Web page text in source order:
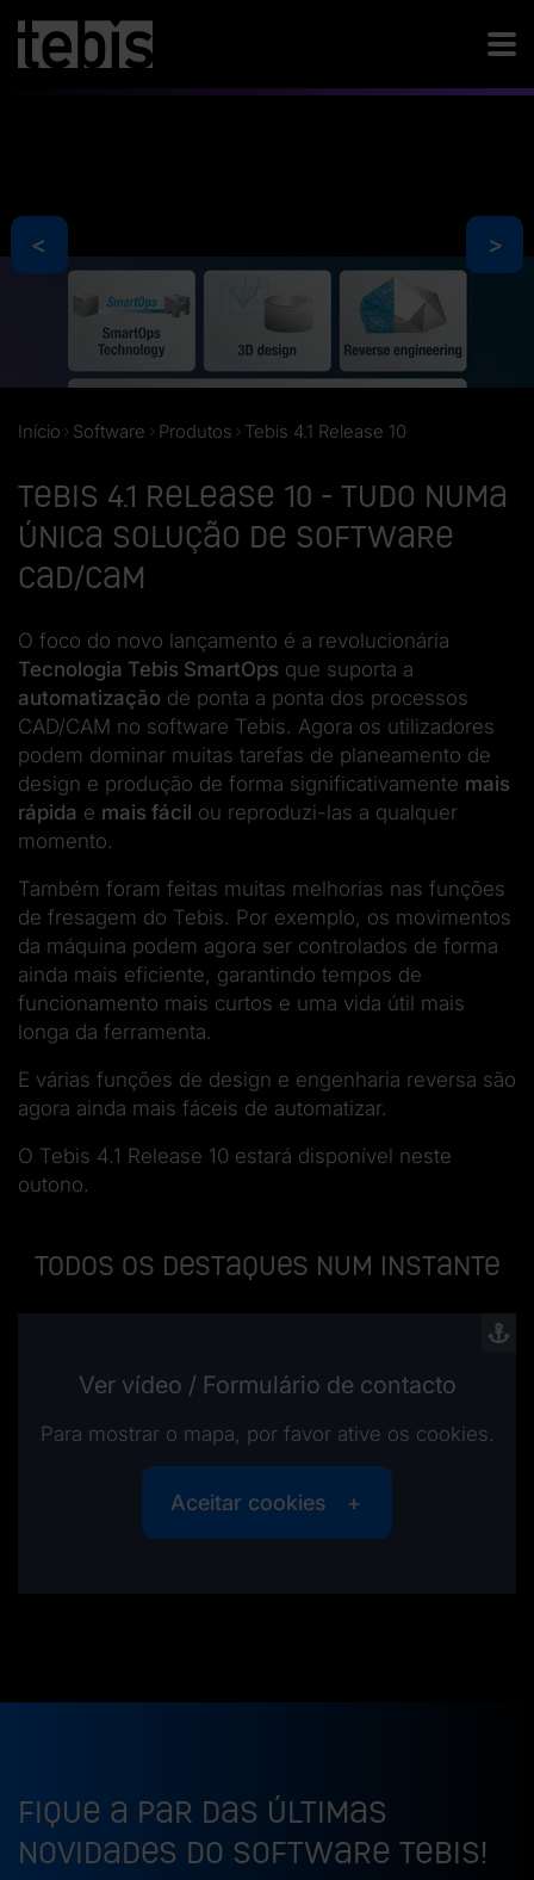
< >
Início Software Produtos Tebis 4.1 Release 10
Tebis 4.1 Release 10 - Tudo numa
única solução de software
CAD/CAM
O foco do novo lançamento é a revolucionária
Tecnologia Tebis SmartOps que suporta a
automatização de ponta a ponta dos processos
CAD/CAM no software Tebis. Agora os utilizadores
podem dominar muitas tarefas de planeamento de
design e produção de forma significativamente mais
rápida e mais fácil ou reproduzi-las a qualquer
momento.
Também foram feitas muitas melhorias nas funções
de fresagem do Tebis. Por exemplo, os movimentos
da máquina podem agora ser controlados de forma
ainda mais eficiente, garantindo tempos de
funcionamento mais curtos e uma vida útil mais
longa da ferramenta.
E várias funções de design e engenharia reversa são
agora ainda mais fáceis de automatizar.
O Tebis 4.1 Release 10 estará disponível neste
outono.
Todos os destaques num instante
Ver vídeo / Formulário de contacto
Para mostrar o mapa, por favor ative os cookies.
Aceitar cookies
Fique a Par das Últimas
Novidades do Software Tebis!